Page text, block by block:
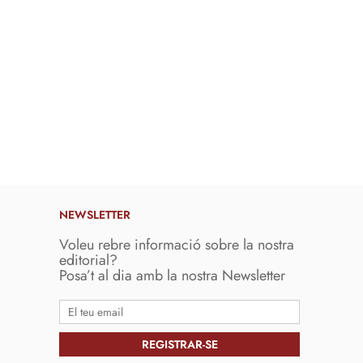
NEWSLETTER
Voleu rebre informació sobre la nostra
editorial?
Posa’t al dia amb la nostra Newsletter